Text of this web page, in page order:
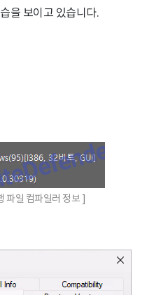
을 보이고 있습니다.
파일 컴파일러 정보 ]